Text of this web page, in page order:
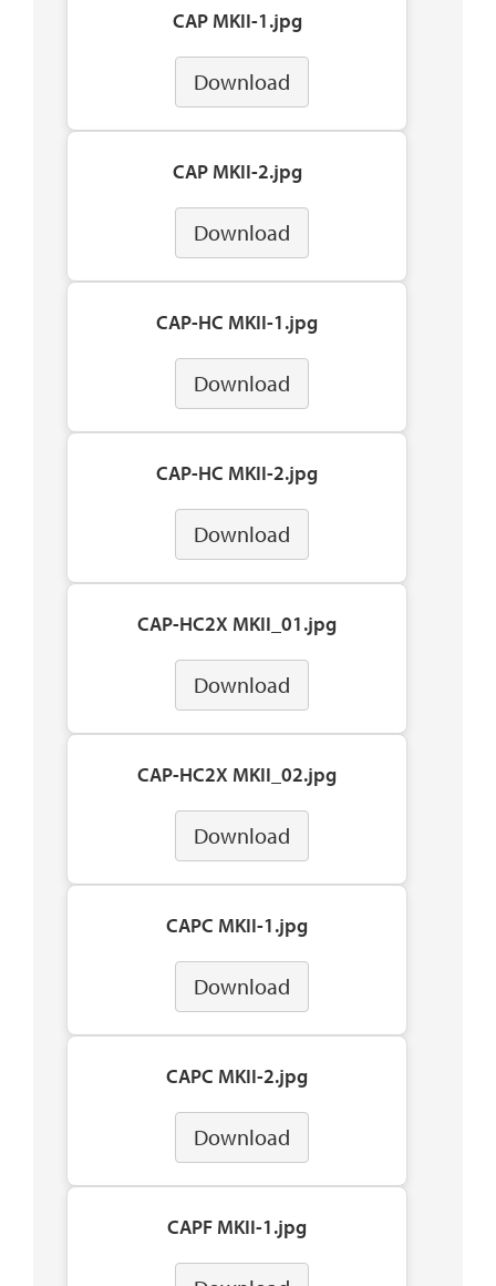
CAP MKII-1.jpg
Download
CAP MKII-2.jpg
Download
CAP-HC MKII-1.jpg
Download
CAP-HC MKII-2.jpg
Download
CAP-HC2X MKII_01.jpg
Download
CAP-HC2X MKII_02.jpg
Download
CAPC MKII-1.jpg
Download
CAPC MKII-2.jpg
Download
CAPF MKII-1.jpg